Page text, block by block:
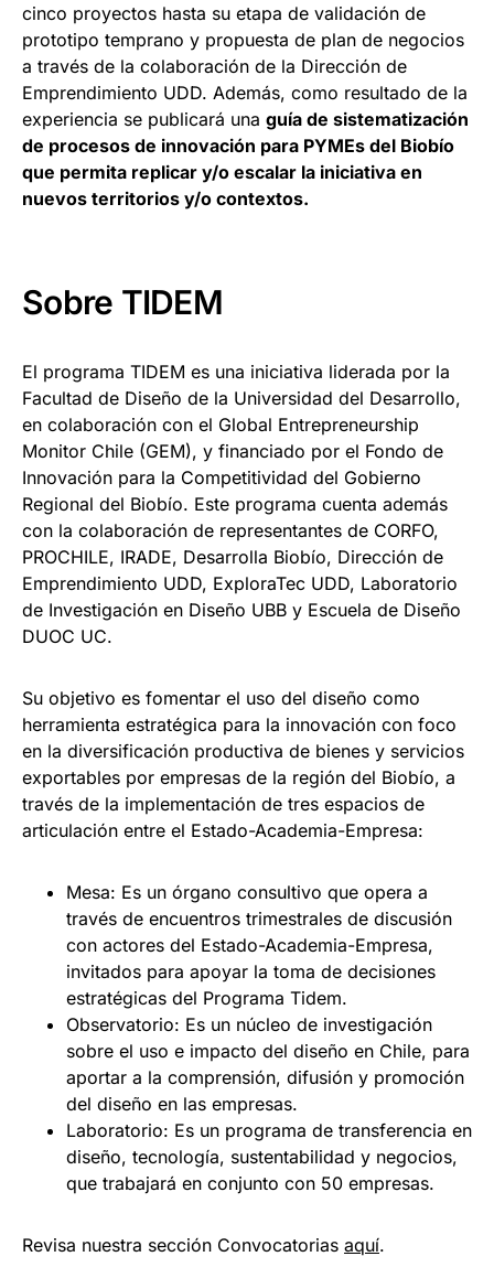
cinco proyectos hasta su etapa de validación de
prototipo temprano y propuesta de plan de negocios
a través de la colaboración de la Dirección de
Emprendimiento UDD. Además, como resultado de la
experiencia se publicará una guía de sistematización
de procesos de innovación para PYMEs del Biobío
que permita replicar y/o escalar la iniciativa en
nuevos territorios y/o contextos.
Sobre TIDEM
El programa TIDEM es una iniciativa liderada por la
Facultad de Diseño de la Universidad del Desarrollo,
en colaboración con el Global Entrepreneurship
Monitor Chile (GEM), y financiado por el Fondo de
Innovación para la Competitividad del Gobierno
Regional del Biobío. Este programa cuenta además
con la colaboración de representantes de CORFO,
PROCHILE, IRADE, Desarrolla Biobío, Dirección de
Emprendimiento UDD, ExploraTec UDD, Laboratorio
de Investigación en Diseño UBB y Escuela de Diseño
DUOC UC.
Su objetivo es fomentar el uso del diseño como
herramienta estratégica para la innovación con foco
en la diversificación productiva de bienes y servicios
exportables por empresas de la región del Biobío, a
través de la implementación de tres espacios de
articulación entre el Estado-Academia-Empresa:
Mesa: Es un órgano consultivo que opera a
través de encuentros trimestrales de discusión
con actores del Estado-Academia-Empresa,
invitados para apoyar la toma de decisiones
estratégicas del Programa Tidem.
Observatorio: Es un núcleo de investigación
sobre el uso e impacto del diseño en Chile, para
aportar a la comprensión, difusión y promoción
del diseño en las empresas.
Laboratorio: Es un programa de transferencia en
diseño, tecnología, sustentabilidad y negocios,
que trabajará en conjunto con 50 empresas.
Revisa nuestra sección Convocatorias aquí.